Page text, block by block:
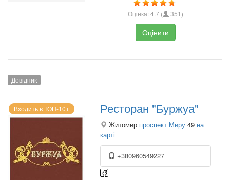
Оцінка:4.7 ( 351)
Оцінити
Довідник
Входить в ТОП-10+ Ресторан "Буржуа"
Житомир проспект Миру 49 на
карті
+380960549227